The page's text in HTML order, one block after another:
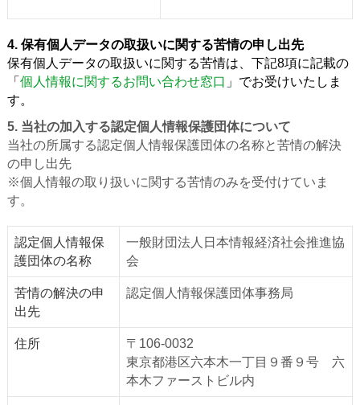
4. 保有個人データの取扱いに関する苦情の申し出先
保有個人データの取扱いに関する苦情は、下記8項に記載の
「 個人情報に関するお問い合わせ窓口 」でお受けいたしま
す。
5. 当社の加入する認定個人情報保護団体について
当社の所属する認定個人情報保護団体の名称と苦情の解決
の申し出先
※個人情報の取り扱いに関する苦情のみを受付けていま
す。
認定個人情報保
護団体の名称
一般財団法人日本情報経済社会推進協
会
苦情の解決の申
出先
認定個人情報保護団体事務局
住所
〒106-0032
東京都港区六本木一丁目９番９号 六
本木ファーストビル内